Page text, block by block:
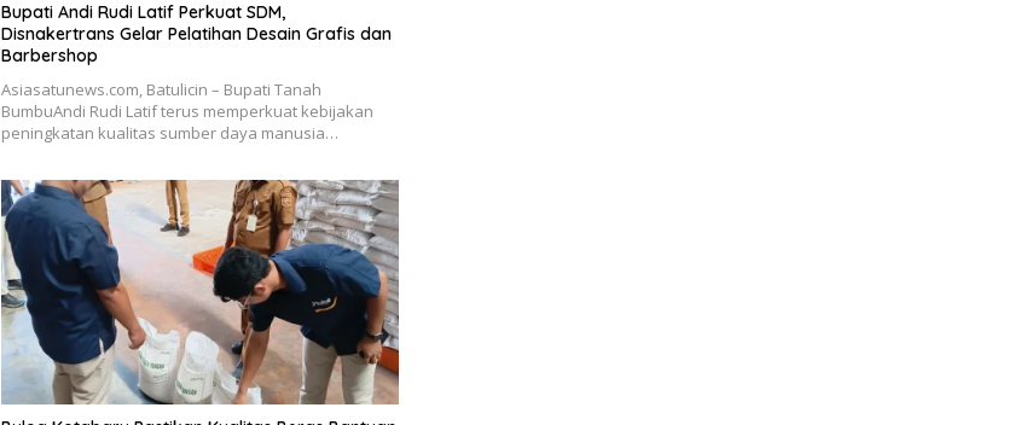
Bupati Andi Rudi Latif Perkuat SDM,
Disnakertrans Gelar Pelatihan Desain Grafis dan
Barbershop
Asiasatunews.com, Batulicin – Bupati Tanah
BumbuAndi Rudi Latif terus memperkuat kebijakan
peningkatan kualitas sumber daya manusia…